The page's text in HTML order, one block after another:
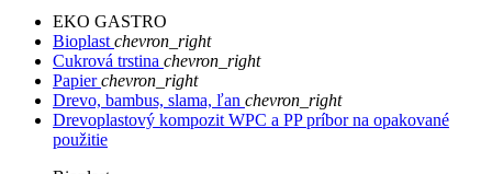
EKO GASTRO
Bioplast chevron_right
Cukrová trstina chevron_right
Papierchevron_right
Drevo, bambus, slama, ľan chevron_right
Drevoplastový kompozit WPC a PP príbor na opakované
použitie